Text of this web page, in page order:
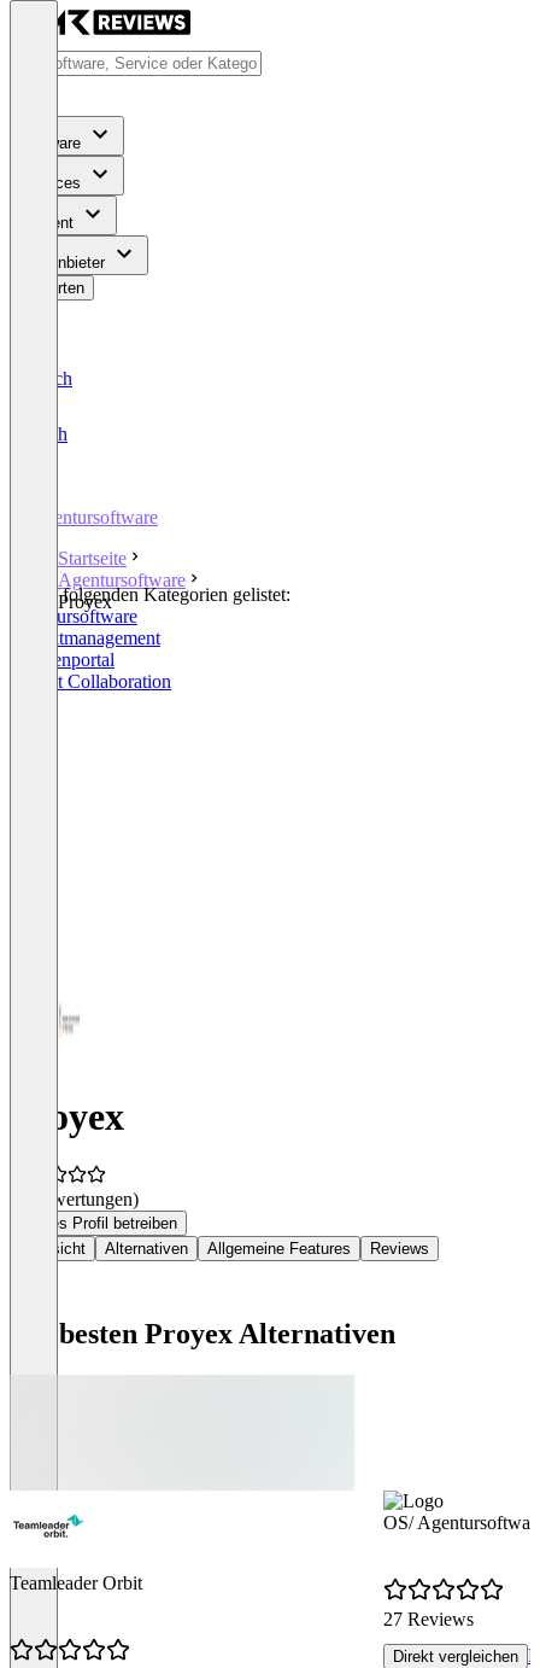
Software
Services
Content
Für Anbieter
Bewerten
Deutsch
English
Agentursoftware
Startseite
Agentursoftware
Proyex
In den folgenden Kategorien gelistet:
Agentursoftware
Projektmanagement
Kundenportal
Project Collaboration
Proyex
(0 Bewertungen)
Dieses Profil betreiben
Übersicht
Alternativen Allgemeine Features Reviews
Die besten Proyex Alternativen
Teamleader Orbit
OS/
27 Reviews
Direkt vergleichen